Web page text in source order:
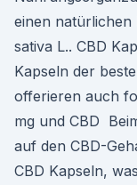
einen natürlichen
sativa L.. CBD
Kapseln der
offerieren auch
mg und CBD
auf den CBD-
CBD Kapseln,